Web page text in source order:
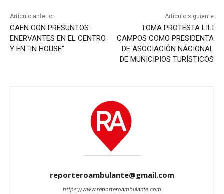
Artículo anterior
CAEN CON PRESUNTOS
ENERVANTES EN EL CENTRO
Y EN “IN HOUSE”
Artículo siguiente
TOMA PROTESTA LILI
CAMPOS COMO PRESIDENTA
DE ASOCIACIÓN NACIONAL
DE MUNICIPIOS TURÍSTICOS
reporteroambulante@gmail.com
https://www.reporteroambulante.com